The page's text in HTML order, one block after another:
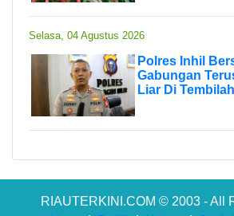
Selasa, 04 Agustus 2026
Polres Inhil
Gabungan
Liar Di
RIAUTERKINI.COM © 2003 - All